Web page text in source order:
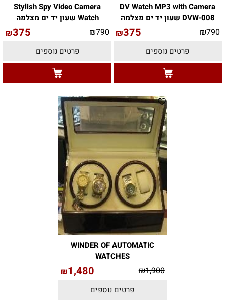
DV Watch MP3 with Camera
DVW-008 שעון יד ים מצלמה
₪790
₪375
פרטים נוספים
Stylish Spy Video Camera
Watch שעון יד ים מצלמה
₪790
₪375
פרטים נוספים
WINDER OF AUTOMATIC
WATCHES
₪1,900
₪1,480
פרטים נוספים